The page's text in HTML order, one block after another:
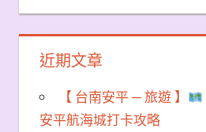
近期文章
【 台南安平 ─ 旅遊 】
安平航海城打卡攻略